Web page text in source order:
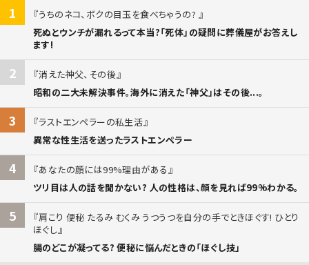
1
うちのネコ、ボクの目玉を食べちゃうの?
死ぬとウンチが漏れるって本当?「死体」の疑問に葬儀屋がお答えし
ます!
2
消えた神父、その後
昭和の二大未解決事件。海外に消えた「神父」はその後...。
3
ラストエンペラーの私生活
異常な性生活を送ったラストエンペラー
4
あなたの顔には99%理由がある
ツリ目は人の話を聞かない? 人の性格は、顔を見れば99%わかる。
5
肩こり 便秘 たるみ むくみ うつうつを自分の手でときほぐす! ひとり
ほぐし
腸のどこが凝ってる? 便秘に悩んだときの「ほぐし技」